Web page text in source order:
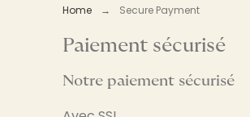
Home Secure Payment
Paiement sécurisé
Notre paiement sécurisé